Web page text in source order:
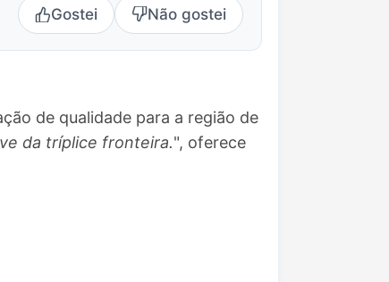
Gostei Não gostei
de qualidade para a região de
da tríplice fronteira.", oferece